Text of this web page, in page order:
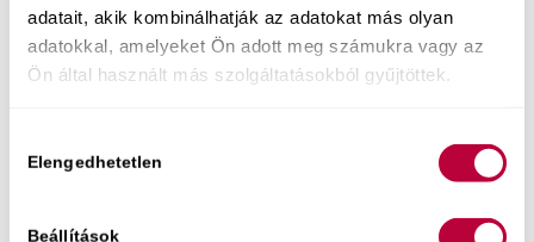
adatait, akik kombinálhatják az adatokat más olyan
adatokkal, amelyeket Ön adott meg számukra vagy az
Ön által használt más szolgáltatásokból gyűjtöttek.
kiválasztása
Elengedhetetlen
Beállítások